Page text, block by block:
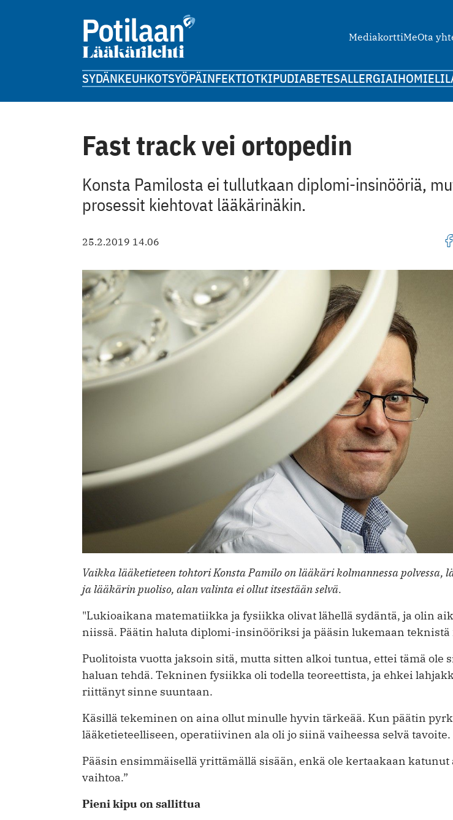
MediakorttiMeOta
SYDÄNKEUHKOTSYÖPÄINFEKTIOTKIPUDIABETESALLERGIAIHOMIELI
Fast track vei ortopedin
Konsta Pamilosta ei tullutkaan diplomi-­insinööriä,
prosessit kiehtovat lääkärinäkin.
25.2.2019 14.06
Vaikka lääketieteen tohtori Konsta Pamilo on lääkäri kolmannessa polvessa,
ja lääkärin puoliso, alan valinta ei ­ollut itsestään selvä.
"Lukioaikana matematiikka ja ­fysiikka olivat lähellä sydäntä, ja olin
niissä. Päätin haluta diplomi-insinööriksi ja pääsin lukemaan
Puolitoista vuotta jaksoin sitä, mutta sitten alkoi tuntua, ettei tämä ole
haluan tehdä. Tekninen fysiikka oli todella teoreettista, ja ehkei
riittänyt sinne suuntaan.
Käsillä tekeminen on aina ollut minulle hyvin tärkeää. Kun päätin
lääketieteelliseen, operatiivinen ala oli jo siinä vaiheessa selvä tavoite.
Pääsin ensimmäisellä yrittämällä ­sisään, enkä ole kertaakaan katunut
vaihtoa.”
Pieni kipu on sallittua